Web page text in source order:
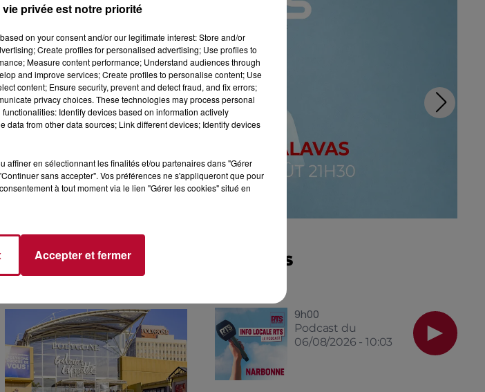
Voir plus NOS INFOS
9h00
Podcast du
06/08/2026 - 10:03
privée est notre priorité
on your consent and/or our legitimate interest: Store and/or
Create profiles for personalised advertising; Use profiles to
Measure content performance; Understand audiences through
and improve services; Create profiles to personalise content; Use
content; Ensure security, prevent and detect fraud, and fix errors;
privacy choices. These technologies may process personal
Identify devices based on information actively
from other data sources; Link different devices; Identify devices
affiner en sélectionnant les finalités et/ou partenaires dans "Gérer
sans accepter". Vos préférences ne s'appliqueront que pour
à tout moment via le lien "Gérer les cookies" situé en
Accepter et fermer